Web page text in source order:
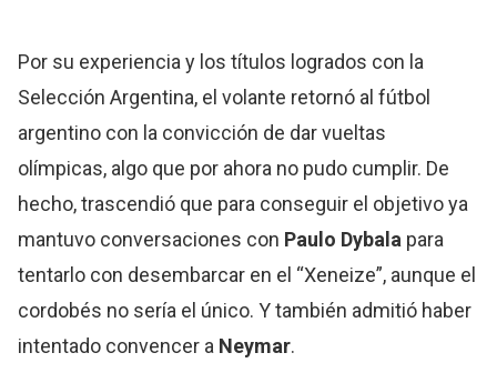
Por su experiencia y los títulos logrados con la
Selección Argentina, el volante retornó al fútbol
argentino con la convicción de dar vueltas
olímpicas, algo que por ahora no pudo cumplir. De
hecho, trascendió que para conseguir el objetivo ya
mantuvo conversaciones con Paulo Dybala para
tentarlo con desembarcar en el “Xeneize”, aunque el
cordobés no sería el único. Y también admitió haber
intentado convencer a Neymar.